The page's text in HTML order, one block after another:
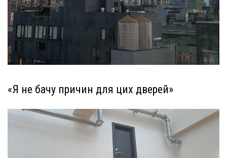
«Я не бачу причин для цих дверей»